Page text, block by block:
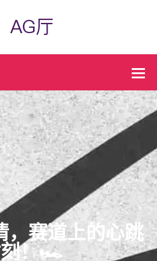
，赛道上的心跳
！🏎️